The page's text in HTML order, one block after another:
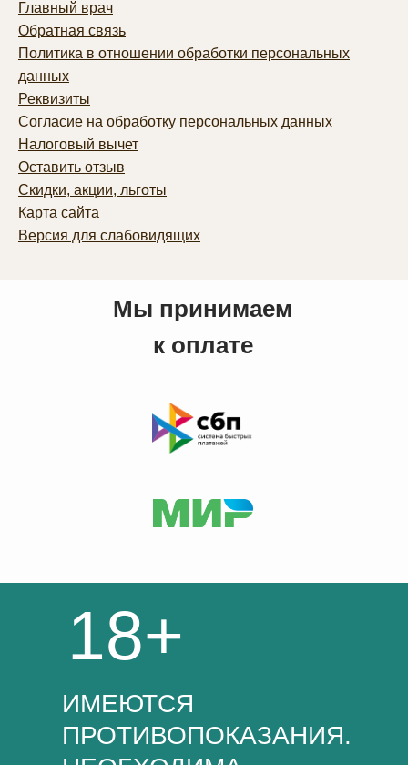
Главный врач
Обратная связь
Политика в отношении обработки персональных
данных
Реквизиты
Согласие на обработку персональных данных
Налоговый вычет
Оставить отзыв
Скидки, акции, льготы
Карта сайта
Версия для слабовидящих
Мы принимаем
к оплате
ИМЕЮТСЯ
ПРОТИВОПОКАЗАНИЯ.
18+